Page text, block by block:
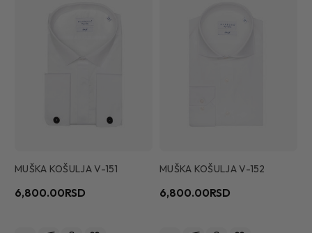
MUŠKA KOŠULJA V-151
6,800.00RSD
MUŠKA KOŠULJA V-152
6,800.00RSD